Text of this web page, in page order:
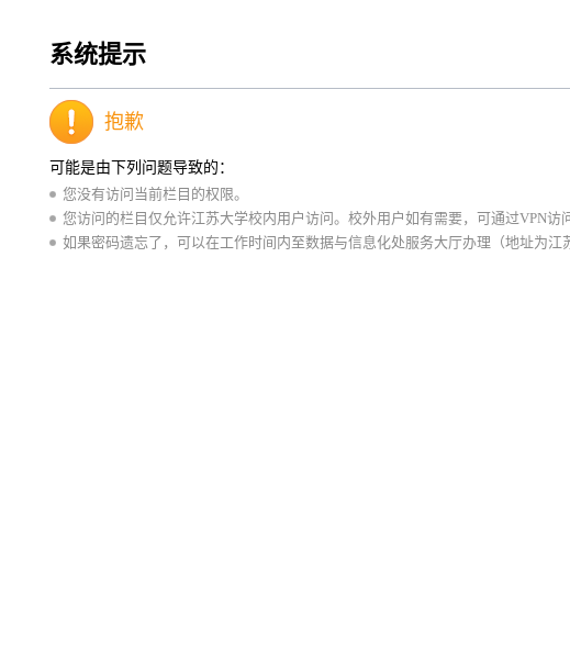
系统提示
抱歉
可能是由下列问题导致的：
您没有访问当前栏目的权限。
您访问的栏目仅允许江苏大学校内用户访问。校外用户如有需要，可通过VPN访
如果密码遗忘了，可以在工作时间内至数据与信息化处服务大厅办理（地址为江